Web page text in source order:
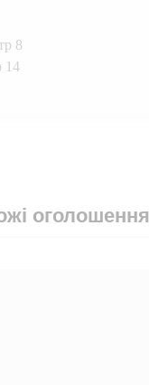
8
14
оголошення